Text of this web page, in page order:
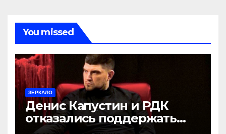
You missed
ЗЕРКАЛО
Денис Капустин и РДК
отказались поддержать
партию «Яблоко»